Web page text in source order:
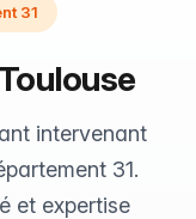
31
intervenant
31.
et expertise